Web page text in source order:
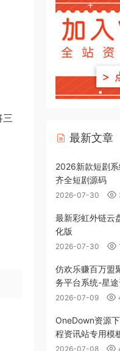
三
最新文章
2026新款短剧
齐全短剧源码
2026-07-30
最新彩虹外链云
化版
2026-07-30
仿欢乐赚百万盟
务平台系统-星
2026-07-09
OneDown资源
程资讯站专用模
2026-07-08